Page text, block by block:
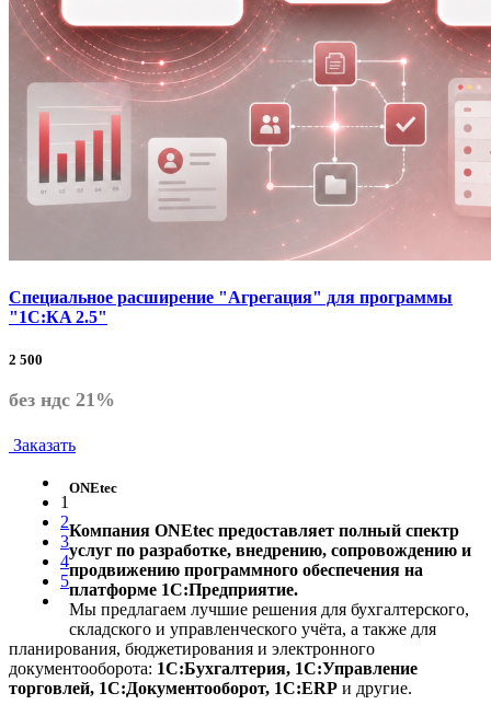
Специальное расширение "Агрегация" для программы
"1С:КA 2.5"
2 500
без ндс 21%
Заказать
1
2
3
4
5
ONEtec
Компания ONEtec предоставляет полный спектр
услуг по разработке, внедрению, сопровождению и
продвижению программного обеспечения на
платформе 1С:Предприятие.
Мы предлагаем лучшие решения для бухгалтерского,
складского и управленческого учёта, а также для
планирования, бюджетирования и электронного
документооборота: 1С:Бухгалтерия, 1С:Управление
торговлей, 1С:Документооборот, 1С:ERP и другие.